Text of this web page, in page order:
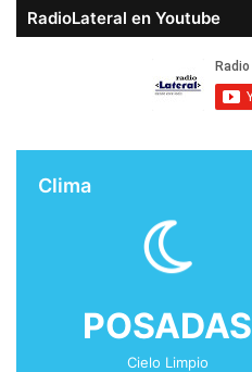
RadioLateral en Youtube
Clima
POSADAS
Cielo Limpio